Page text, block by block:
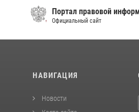
Портал правовой
Официальный сайт
НАВИГАЦИЯ
Новости